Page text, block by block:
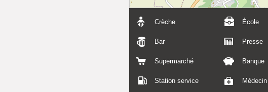
Crèche École
Bar Presse
Supermarché Banque
Station service Médecin